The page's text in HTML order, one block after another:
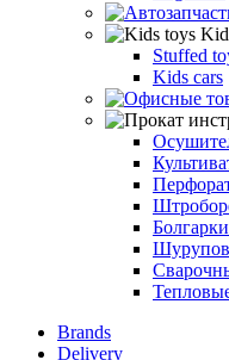
Stuffed
Kids cars
Brands
Delivery